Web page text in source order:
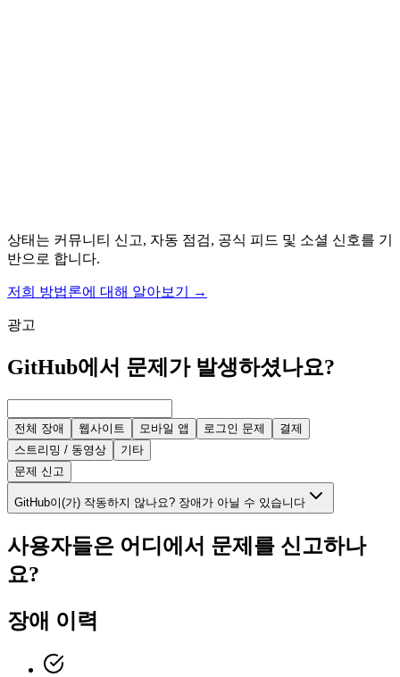
상태는 커뮤니티 신고, 자동 점검, 공식 피드 및 소셜 신호를 기
반으로 합니다.
저희 방법론에 대해 알아보기 →
광고
GitHub에서 문제가 발생하셨나요?
전체 장애 웹사이트 모바일 앱 로그인 문제
결제
스트리밍 / 동영상
기타
문제 신고
GitHub이(가) 작동하지 않나요? 장애가 아닐 수 있습니다
사용자들은 어디에서 문제를 신고하나
요?
장애 이력